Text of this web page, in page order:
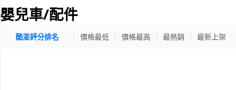
嬰兒車/配件
酷澎評分排名 價格最低 價格最高 最熱銷 最新上架